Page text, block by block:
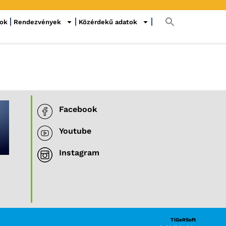
Rendezvények Közérdekű adatok
Facebook
Youtube
Instagram
TiGeRSoft